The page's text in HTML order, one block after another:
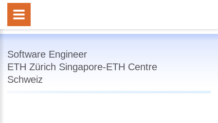
Software Engineer
ETH Zürich Singapore-ETH Centre
Schweiz